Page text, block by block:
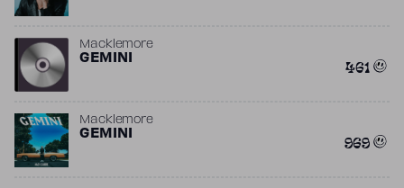
Macklemore
GEMINI 461
Macklemore
GEMINI 969